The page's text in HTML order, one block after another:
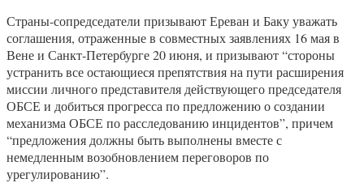
Страны-сопредседатели призывают Ереван и Баку уважать
соглашения, отраженные в совместных заявлениях 16 мая в
Вене и Санкт-Петербурге 20 июня, и призывают “стороны
устранить все остающиеся препятствия на пути расширения
миссии личного представителя действующего председателя
ОБСЕ и добиться прогресса по предложению о создании
механизма ОБСЕ по расследованию инцидентов”, причем
“предложения должны быть выполнены вместе с
немедленным возобновлением переговоров по
урегулированию”.